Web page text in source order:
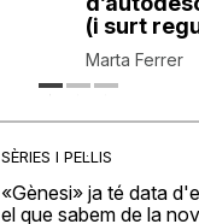
(i surt
Marta Ferrer
SÈRIES I PEL·LIS
«Gènesi» ja té data
el que sabem de la